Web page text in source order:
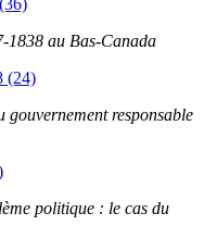
1838 au Bas-Canada
(24)
gouvernement responsable
politique : le cas du